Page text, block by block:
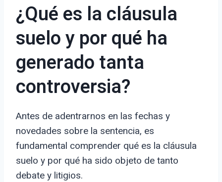
¿Qué es la cláusula
suelo y por qué ha
generado tanta
controversia?
Antes de adentrarnos en las fechas y
novedades sobre la sentencia, es
fundamental comprender qué es la cláusula
suelo y por qué ha sido objeto de tanto
debate y litigios.